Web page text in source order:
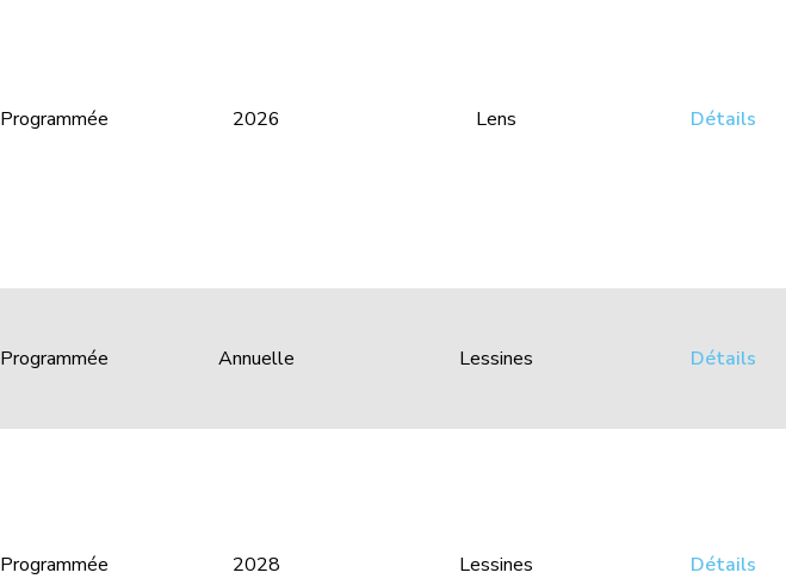
Programmée 2026 Lens Détails
Programmée Annuelle Lessines Détails
Programmée 2028 Lessines Détails